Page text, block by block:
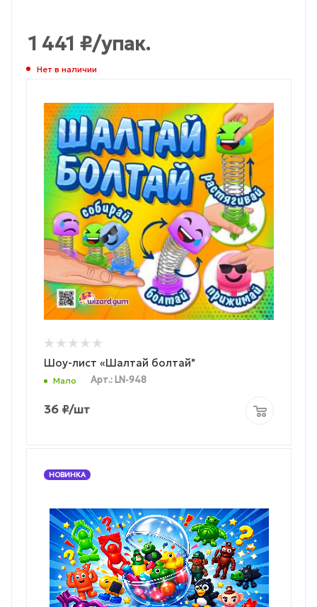
1 441 ₽/упак.
Нет в наличии
Шоу-лист «Шалтай болтай"
Мало Арт.: LN-948
36 ₽/шт
НОВИНКА